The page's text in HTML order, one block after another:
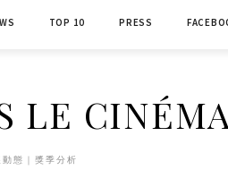
TOP 10 PRESS
LE CINÉMA
態｜獎季分析